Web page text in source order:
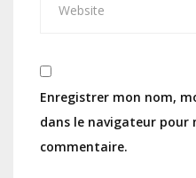
Enregistrer mon nom,
dans le navigateur pour
commentaire.